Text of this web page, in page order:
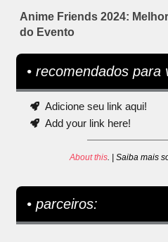
Anime Friends 2024:
do Evento
• recomendados para
Adicione seu link aqui!
Add your link here!
About this. | Saiba mais
• parceiros: